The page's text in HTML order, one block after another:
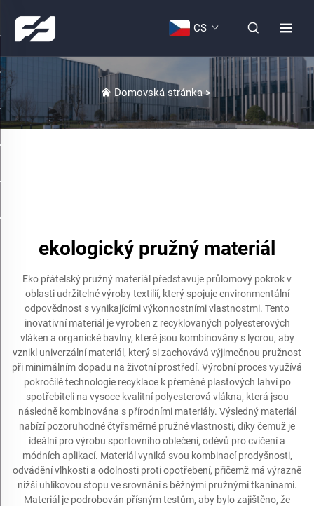
CS
Domovská stránka>
ekologický pružný materiál
Eko přátelský pružný materiál představuje průlomový pokrok v
oblasti udržitelné výroby textilií, který spojuje environmentální
odpovědnost s vynikajícími výkonnostními vlastnostmi. Tento
inovativní materiál je vyroben z recyklovaných polyesterových
vláken a organické bavlny, které jsou kombinovány s lycrou, aby
vznikl univerzální materiál, který si zachovává výjimečnou pružnost
při minimálním dopadu na životní prostředí. Výrobní proces využívá
pokročilé technologie recyklace k přeměně plastových lahví po
spotřebiteli na vysoce kvalitní polyesterová vlákna, která jsou
následně kombinována s přírodními materiály. Výsledný materiál
nabízí pozoruhodné čtyřsměrné pružné vlastnosti, díky čemuž je
ideální pro výrobu sportovního oblečení, oděvů pro cvičení a
módních aplikací. Materiál vyniká svou kombinací prodyšnosti,
odvádění vlhkosti a odolnosti proti opotřebení, přičemž má výrazně
nižší uhlíkovou stopu ve srovnání s běžnými pružnými tkaninami.
Materiál je podrobován přísným testům, aby bylo zajištěno, že